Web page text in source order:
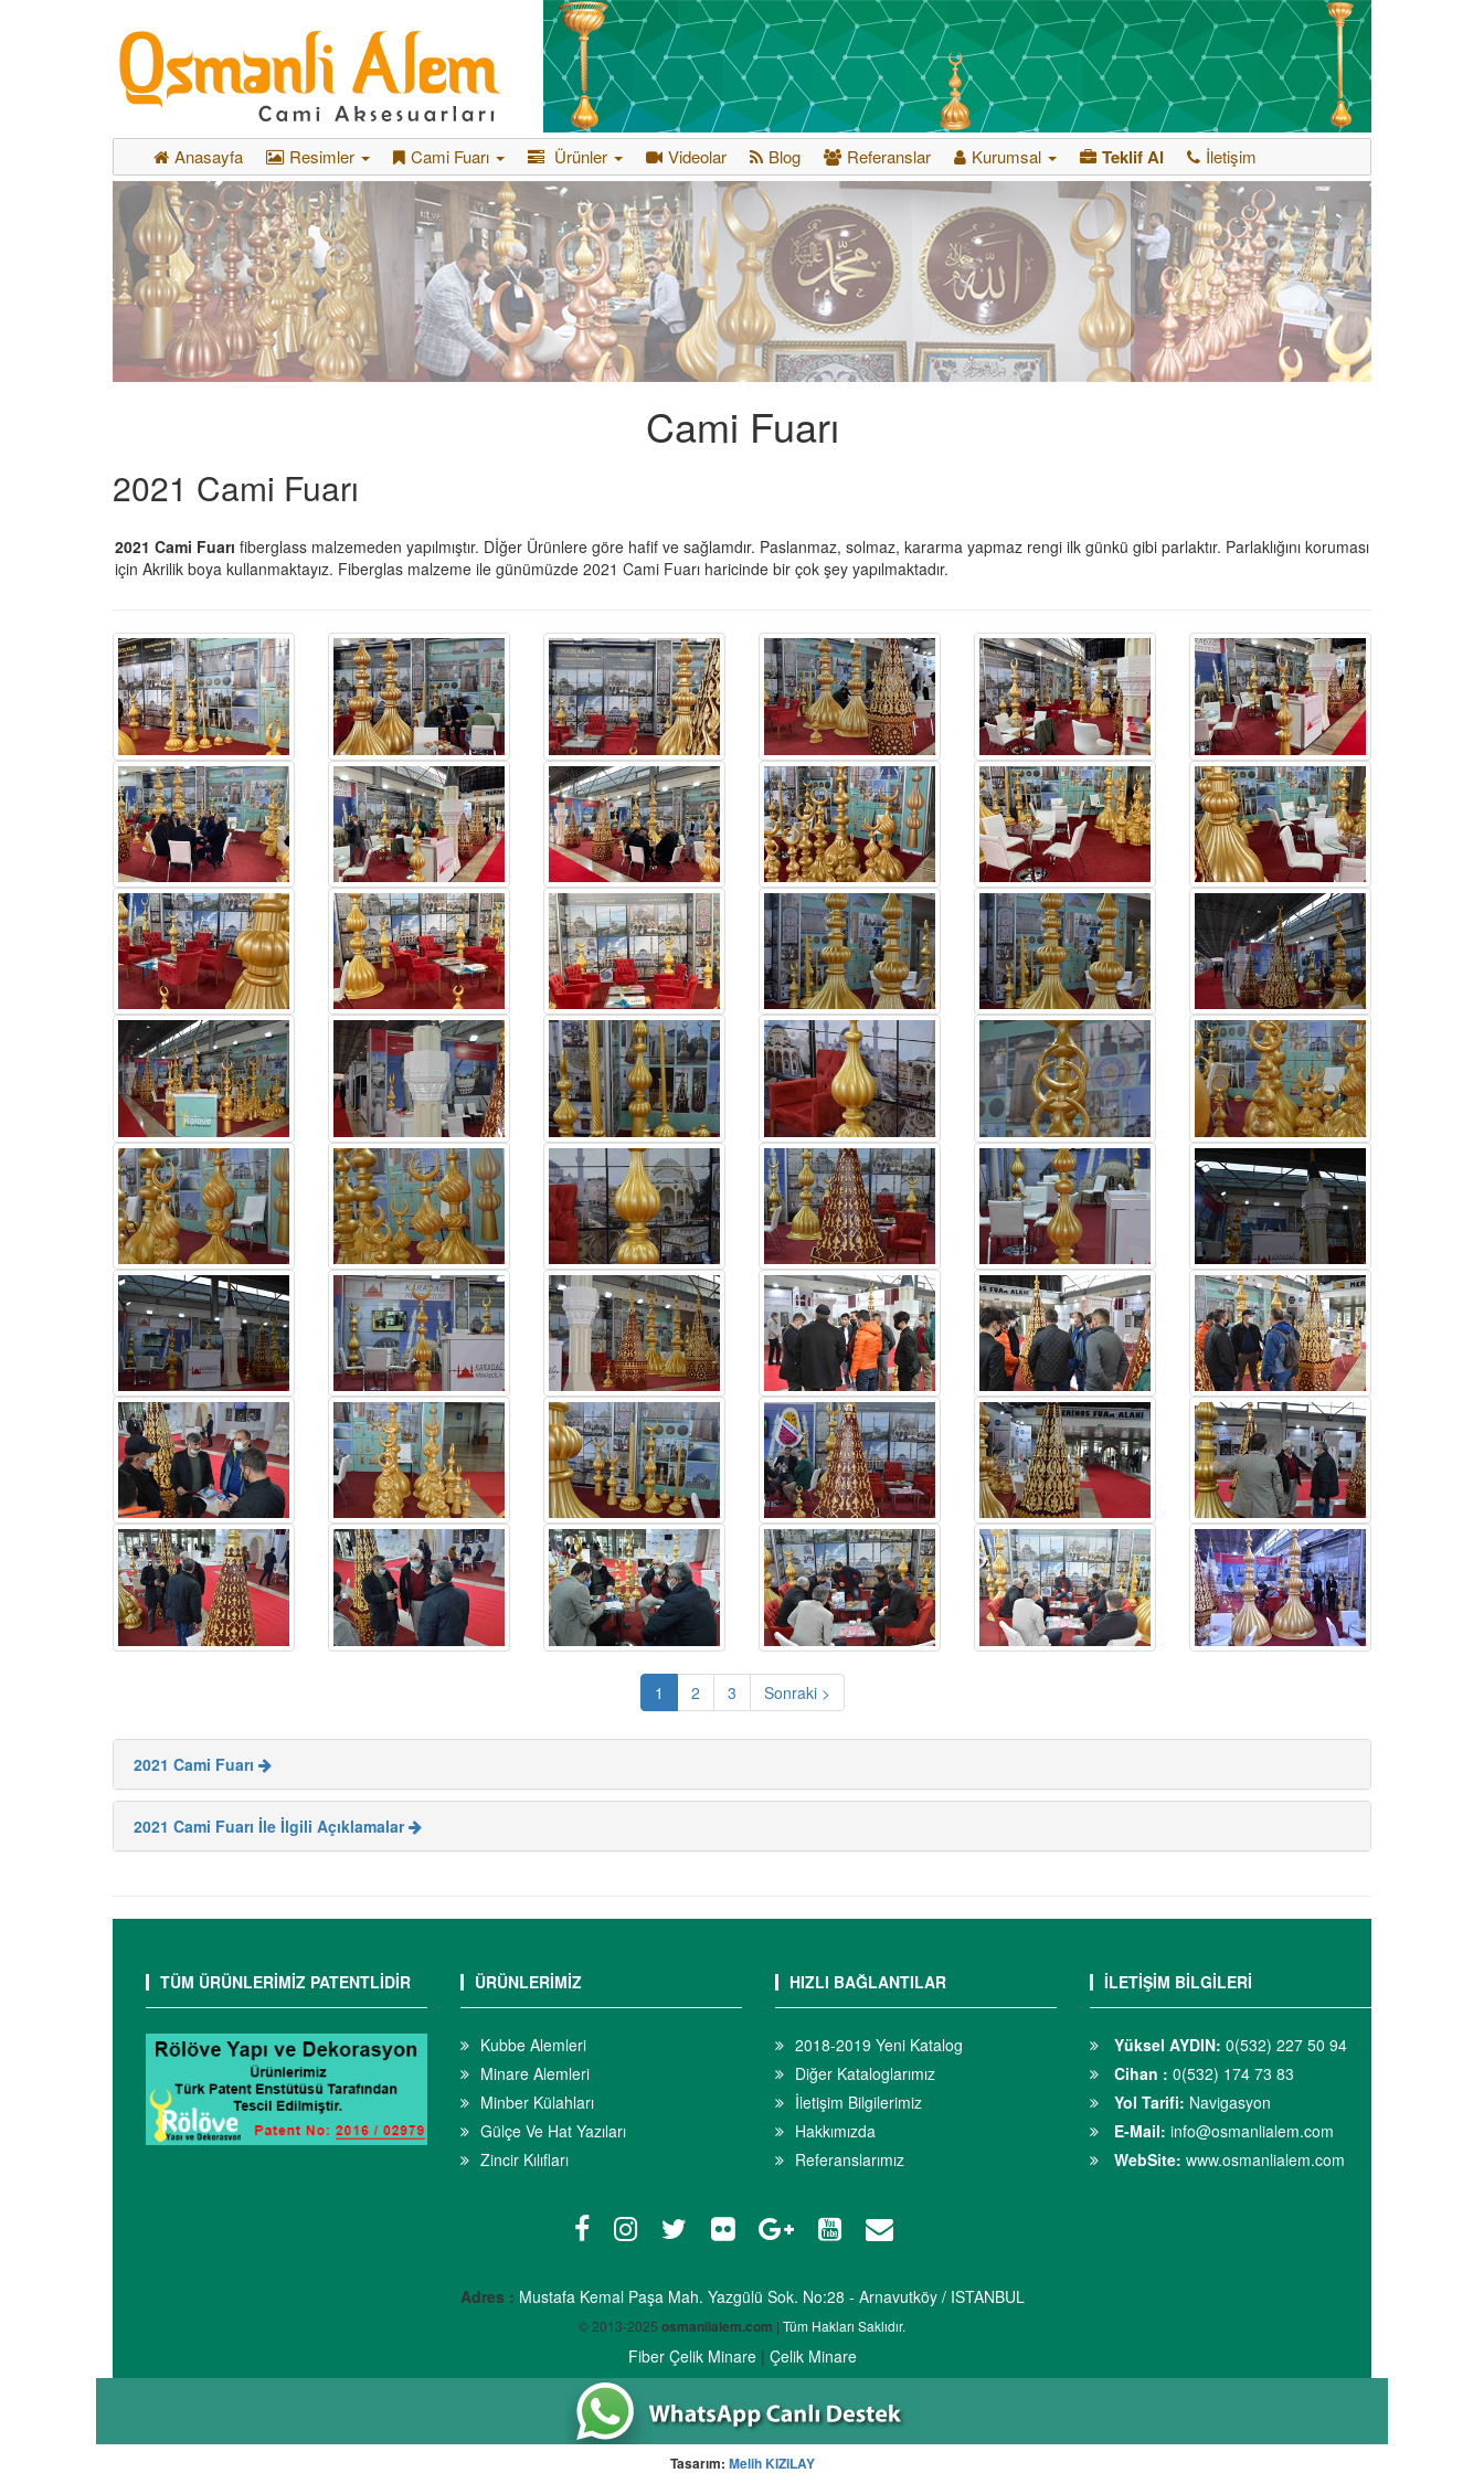
Anasayfa Resimler Cami Fuarı Ürünler Videolar Blog Referanslar Kurumsal Teklif Al İletişim
Cami Fuarı
2021 Cami Fuarı
2021 Cami Fuarı fiberglass malzemeden yapılmıştır. Dİğer Ürünlere göre hafif ve sağlamdır. Paslanmaz, solmaz, kararma yapmaz rengi ilk günkü gibi parlaktır. Parlaklığını koruması
için Akrilik boya kullanmaktayız. Fiberglas malzeme ile günümüzde 2021 Cami Fuarı haricinde bir çok şey yapılmaktadır.
1 2 3 Sonraki >
2021 Cami Fuarı
2021 Cami Fuarı İle İlgili Açıklamalar
TÜM ÜRÜNLERİMİZ PATENTLİDİR ÜRÜNLERİMİZ
Kubbe Alemleri
Minare Alemleri
Minber Külahları
Gülçe Ve Hat Yazıları
Zincir Kılıfları
HIZLI BAĞLANTILAR
2018-2019 Yeni Katalog
Diğer Kataloglarımız
İletişim Bilgilerimiz
Hakkımızda
Referanslarımız
İLETİŞİM BİLGİLERİ
Yüksel AYDIN: 0(532) 227 50 94
Cihan : 0(532) 174 73 83
Yol Tarifi: Navigasyon
E-Mail: info@osmanlialem.com
WebSite: www.osmanlialem.com
Adres : Mustafa Kemal Paşa Mah. Yazgülü Sok. No:28 - Arnavutköy / ISTANBUL
© 2013-2025 osmanlialem.com | Tüm Hakları Saklıdır.
Fiber Çelik Minare| Çelik Minare
Tasarım: Melih KIZILAY